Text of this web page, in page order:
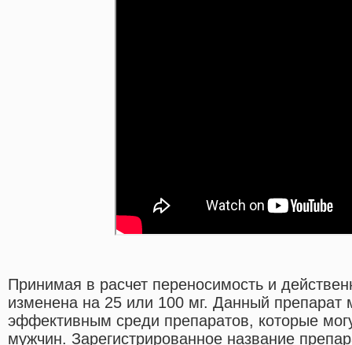
Принимая в расчет переносимость и
изменена на 25 или 100 мг. Данный
эффективным среди препаратов, которые
мужчин. Зарегистрированное название